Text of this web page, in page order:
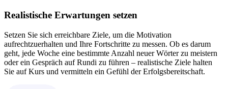
Realistische Erwartungen setzen
Setzen Sie sich erreichbare Ziele, um die Motivation
aufrechtzuerhalten und Ihre Fortschritte zu messen. Ob es darum
geht, jede Woche eine bestimmte Anzahl neuer Wörter zu meistern
oder ein Gespräch auf Rundi zu führen – realistische Ziele halten
Sie auf Kurs und vermitteln ein Gefühl der Erfolgsbereitschaft.